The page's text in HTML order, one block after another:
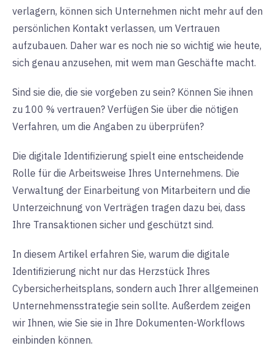
verlagern, können sich Unternehmen nicht mehr auf den
persönlichen Kontakt verlassen, um Vertrauen
aufzubauen. Daher war es noch nie so wichtig wie heute,
sich genau anzusehen, mit wem man Geschäfte macht.
Sind sie die, die sie vorgeben zu sein? Können Sie ihnen
zu 100 % vertrauen? Verfügen Sie über die nötigen
Verfahren, um die Angaben zu überprüfen?
Die digitale Identifizierung spielt eine entscheidende
Rolle für die Arbeitsweise Ihres Unternehmens. Die
Verwaltung der Einarbeitung von Mitarbeitern und die
Unterzeichnung von Verträgen tragen dazu bei, dass
Ihre Transaktionen sicher und geschützt sind.
In diesem Artikel erfahren Sie, warum die digitale
Identifizierung nicht nur das Herzstück Ihres
Cybersicherheitsplans, sondern auch Ihrer allgemeinen
Unternehmensstrategie sein sollte. Außerdem zeigen
wir Ihnen, wie Sie sie in Ihre Dokumenten-Workflows
einbinden können.